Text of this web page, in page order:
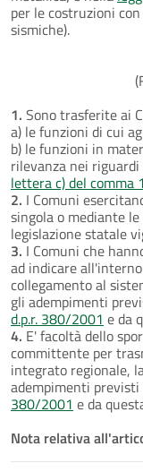
per le costruzioni
sismiche).
1. Sono trasferite ai
a) le funzioni di cui
b) le funzioni in
rilevanza nei
lettera c) del comma
2. I Comuni
singola o mediante
legislazione statale
3. I Comuni che
ad indicare
collegamento al
gli adempimenti
d.p.r. 380/2001 e da
4. E' facoltà dello
committente per
integrato regionale,
adempimenti
380/2001 e da
Nota relativa